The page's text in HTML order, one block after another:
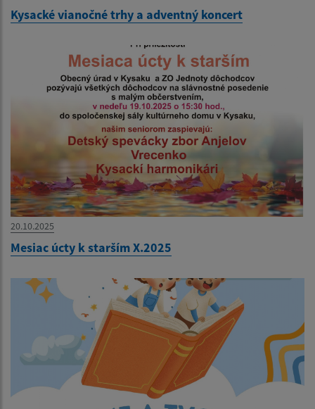
Kysacké vianočné trhy a adventný koncert
20.10.2025
Mesiac úcty k starším X.2025